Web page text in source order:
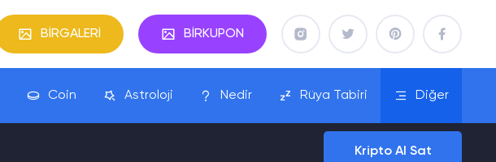
BİRGALERİ BİRKUPON
Coin Astroloji Nedir Rüya Tabiri Diğer
Kripto Al Sat